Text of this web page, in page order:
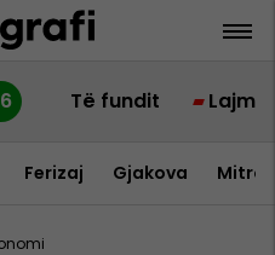
Të fundit Lajme
Ferizaj Gjakova